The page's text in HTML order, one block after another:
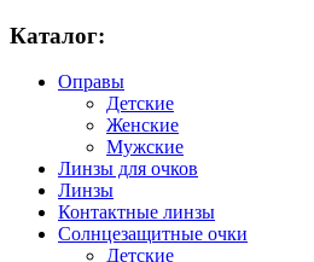
Каталог:
Оправы
Детские
Женские
Мужские
Линзы для очков
Линзы
Контактные линзы
Солнцезащитные очки
Детские